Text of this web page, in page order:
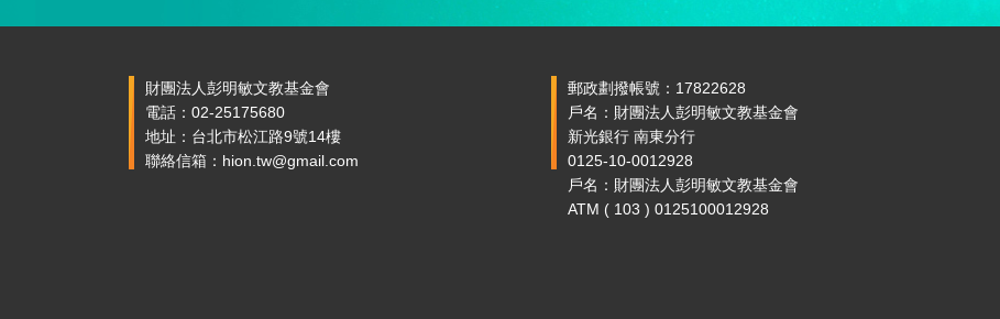
財團法人彭明敏文教基金會
電話：02-25175680
地址：台北市松江路9號14樓
聯絡信箱：hion.tw@gmail.com
郵政劃撥帳號：17822628
戶名：財團法人彭明敏文教基金會
新光銀行 南東分行
0125-10-0012928
戶名：財團法人彭明敏文教基金會
ATM ( 103 ) 0125100012928